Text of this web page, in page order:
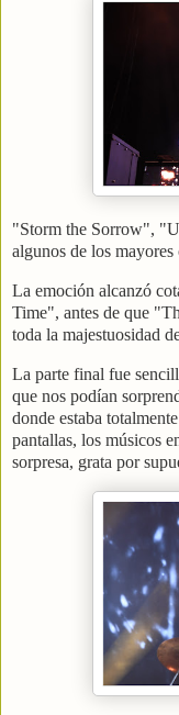
"Storm the Sorrow",
algunos de los
La emoción alcanzó
Time", antes de que
toda la majestuosidad
La parte final fue
que nos podían
donde estaba
pantallas, los músicos
sorpresa, grata por